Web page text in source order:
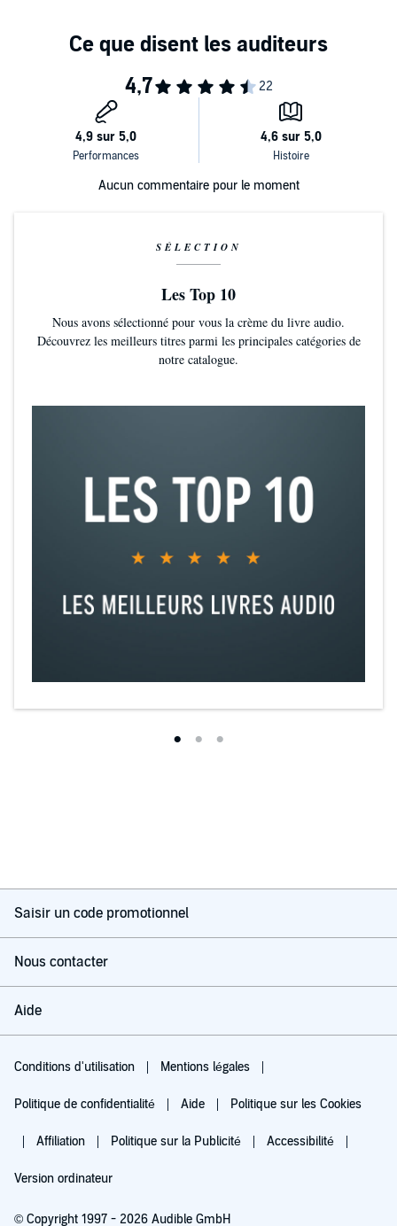
Aucun commentaire pour le moment
SÉLECTION
Les Top 10
Nous avons sélectionné pour vous la crème du livre audio.
Découvrez les meilleurs titres parmi les principales catégories de
notre catalogue.
Saisir un code promotionnel
Nous contacter
Aide
Conditions d'utilisation Mentions légales
Politique de confidentialité Aide Politique sur les Cookies
Affiliation Politique sur la Publicité Accessibilité
Version ordinateur
© Copyright 1997 - 2026 Audible GmbH